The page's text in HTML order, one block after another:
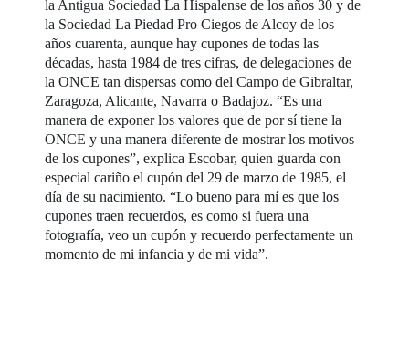
la Antigua Sociedad La Hispalense de los años 30 y de
la Sociedad La Piedad Pro Ciegos de Alcoy de los
años cuarenta, aunque hay cupones de todas las
décadas, hasta 1984 de tres cifras, de delegaciones de
la ONCE tan dispersas como del Campo de Gibraltar,
Zaragoza, Alicante, Navarra o Badajoz. “Es una
manera de exponer los valores que de por sí tiene la
ONCE y una manera diferente de mostrar los motivos
de los cupones”, explica Escobar, quien guarda con
especial cariño el cupón del 29 de marzo de 1985, el
día de su nacimiento. “Lo bueno para mí es que los
cupones traen recuerdos, es como si fuera una
fotografía, veo un cupón y recuerdo perfectamente un
momento de mi infancia y de mi vida”.